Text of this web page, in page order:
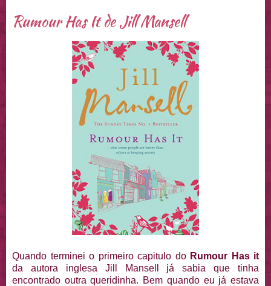
Rumour Has It de Jill Mansell
Quando terminei o primeiro capitulo doRumour Has it
da autora inglesa Jill Mansell já sabia que tinha
encontrado outra queridinha. Bem quando eu já estava